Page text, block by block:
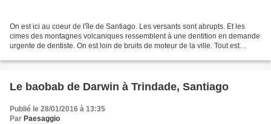
On est ici au coeur de l'île de Santiago. Les versants sont abrupts. Et les
cimes des montagnes volcaniques ressemblent à une dentition en demande
urgente de dentiste. On est loin de bruits de moteur de la ville. Tout est
Le baobab de Darwin à Trindade, Santiago
Publié le 28/01/2016 à 13:35
Par Paesaggio